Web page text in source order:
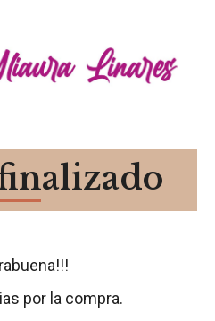
por la compra.